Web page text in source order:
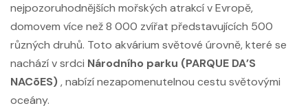
nejpozoruhodnějších mořských atrakcí v Evropě,
domovem více než 8 000 zvířat představujících 500
různých druhů. Toto akvárium světové úrovně, které se
nachází v srdci Národního parku (PARQUE DA’S
NACõES), nabízí nezapomenutelnou cestu světovými
oceány.